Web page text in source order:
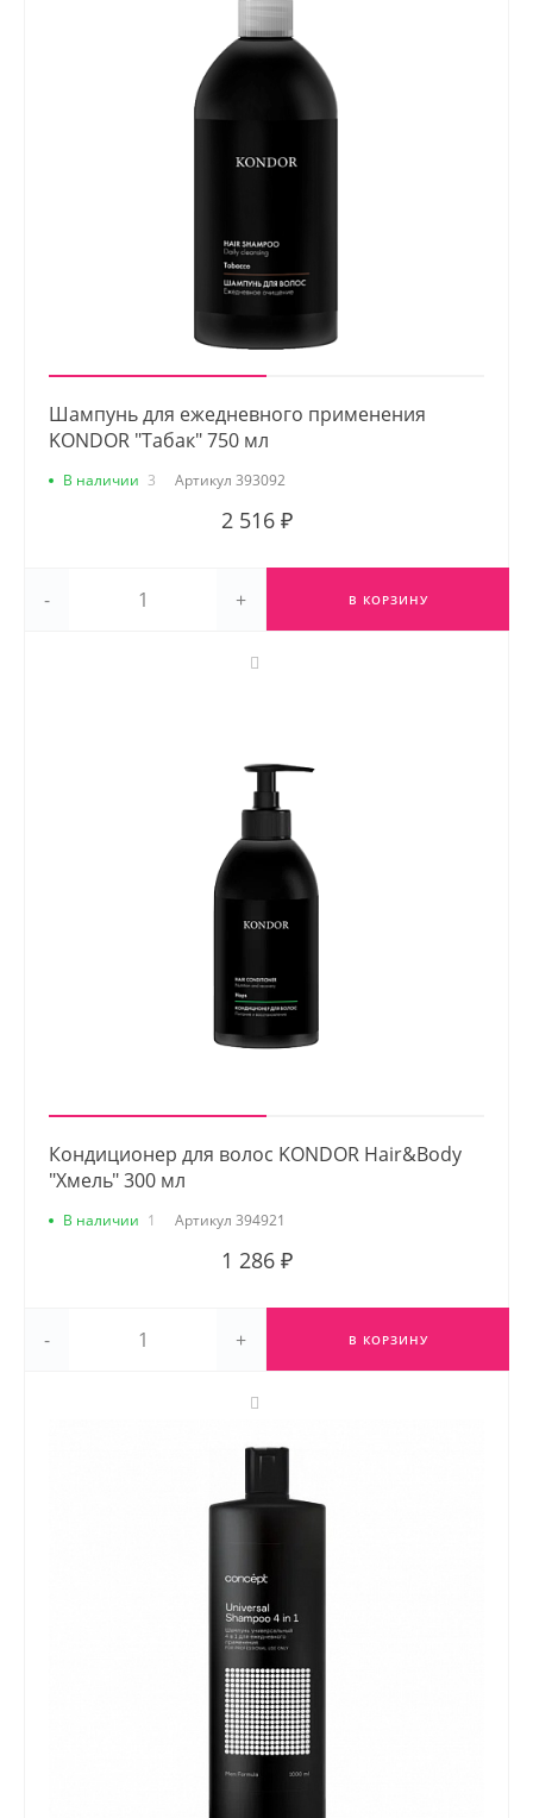
Шампунь для ежедневного применения
KONDOR "Табак" 750 мл
В наличии 3 Артикул 393092
2 516 ₽
- + В КОРЗИНУ
Кондиционер для волос KONDOR Hair&Body
"Хмель" 300 мл
В наличии 1 Артикул 394921
1 286 ₽
- + В КОРЗИНУ